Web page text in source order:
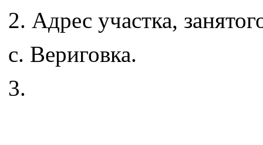
2. Адрес участка,
с. Вериговка.
3.